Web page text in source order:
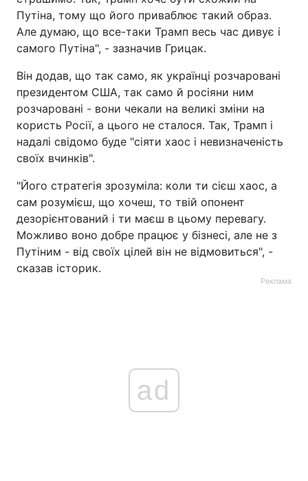
Путіна, тому що його приваблює такий образ.
Але думаю, що все-таки Трамп весь час дивує і
самого Путіна", - зазначив Грицак.
Він додав, що так само, як українці розчаровані
президентом США, так само й росіяни ним
розчаровані - вони чекали на великі зміни на
користь Росії, а цього не сталося. Так, Трамп і
надалі свідомо буде "сіяти хаос і невизначеність
своїх вчинків".
"Його стратегія зрозуміла: коли ти сієш хаос, а
сам розумієш, що хочеш, то твій опонент
дезорієнтований і ти маєш в цьому перевагу.
Можливо воно добре працює у бізнесі, але не з
Путіним - від своїх цілей він не відмовиться", -
сказав історик.
Реклама
ad